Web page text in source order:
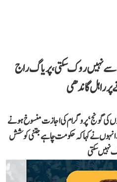
سے نہیں روک سکتی، پریاگ راج
راہل گاندھی
کی گونج‘ پروگرام کی اجازت منسوخ ہونے
انہوں نے کہا کہ حکومت چاہے جتنی کوشش
نہیں سکتی